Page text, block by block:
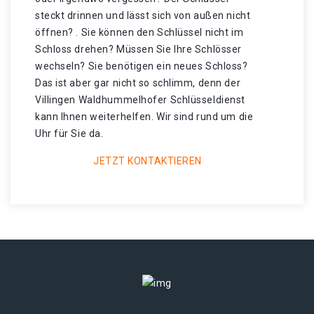
steckt drinnen und lässt sich von außen nicht
öffnen? . Sie können den Schlüssel nicht im
Schloss drehen? Müssen Sie Ihre Schlösser
wechseln? Sie benötigen ein neues Schloss?
Das ist aber gar nicht so schlimm, denn der
Villingen Waldhummelhofer Schlüsseldienst
kann Ihnen weiterhelfen. Wir sind rund um die
Uhr für Sie da.
JETZT KONTAKTIEREN